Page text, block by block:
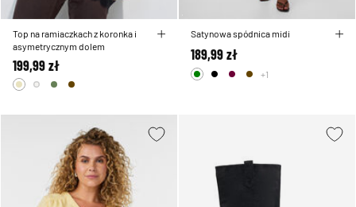
Top na ramiaczkach z koronka i
asymetrycznym dolem
199,99 zł
Satynowa spódnica midi
189,99 zł
+1